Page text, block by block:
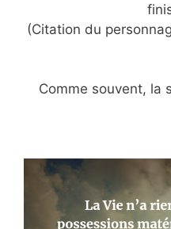
(Citation du
Comme souvent, la